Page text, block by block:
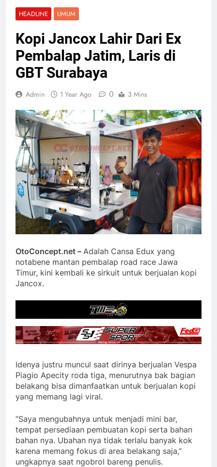
HEADLINE UMUM
Kopi Jancox Lahir Dari Ex
Pembalap Jatim, Laris di
GBT Surabaya
Admin 1 Year Ago 0 3 Mins
OtoConcept.net – Adalah Cansa Edux yang
notabene mantan pembalap road race Jawa
Timur, kini kembali ke sirkuit untuk berjualan kopi
Jancox.
Idenya justru muncul saat dirinya berjualan Vespa
Piagio Apecity roda tiga, menurutnya bak bagian
belakang bisa dimanfaatkan untuk berjualan kopi
yang memang lagi viral.
“Saya mengubahnya untuk menjadi mini bar,
tempat persediaan pembuatan kopi serta bahan
bahan nya. Ubahan nya tidak terlalu banyak kok
karena memang fokus di area belakang saja,”
ungkapnya saat ngobrol bareng penulis.